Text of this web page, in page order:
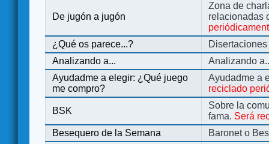
De jugón a jugón
Zona de
relacionadas
¿Qué os parece...?
Analizando a...
Analizando
Ayudadme a elegir: ¿Qué juego
me compro?
Ayudadme a
reciclado
BSK
Sobre la
fama. Será
Besequero de la Semana
Baronet o